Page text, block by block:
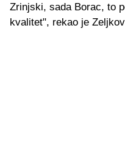
Zrinjski, sada Borac, to
kvalitet", rekao je